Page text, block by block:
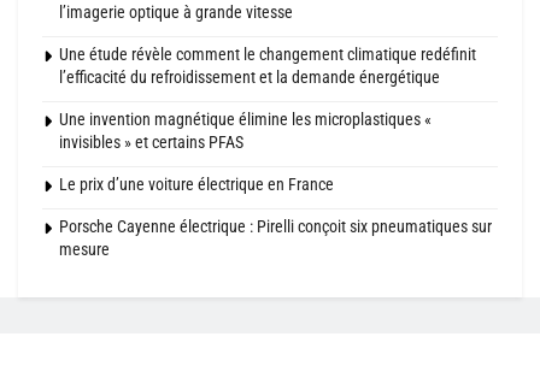
l’imagerie optique à grande vitesse
Une étude révèle comment le changement climatique redéfinit
l’efficacité du refroidissement et la demande énergétique
Une invention magnétique élimine les microplastiques «
invisibles » et certains PFAS
Le prix d’une voiture électrique en France
Porsche Cayenne électrique : Pirelli conçoit six pneumatiques sur
mesure